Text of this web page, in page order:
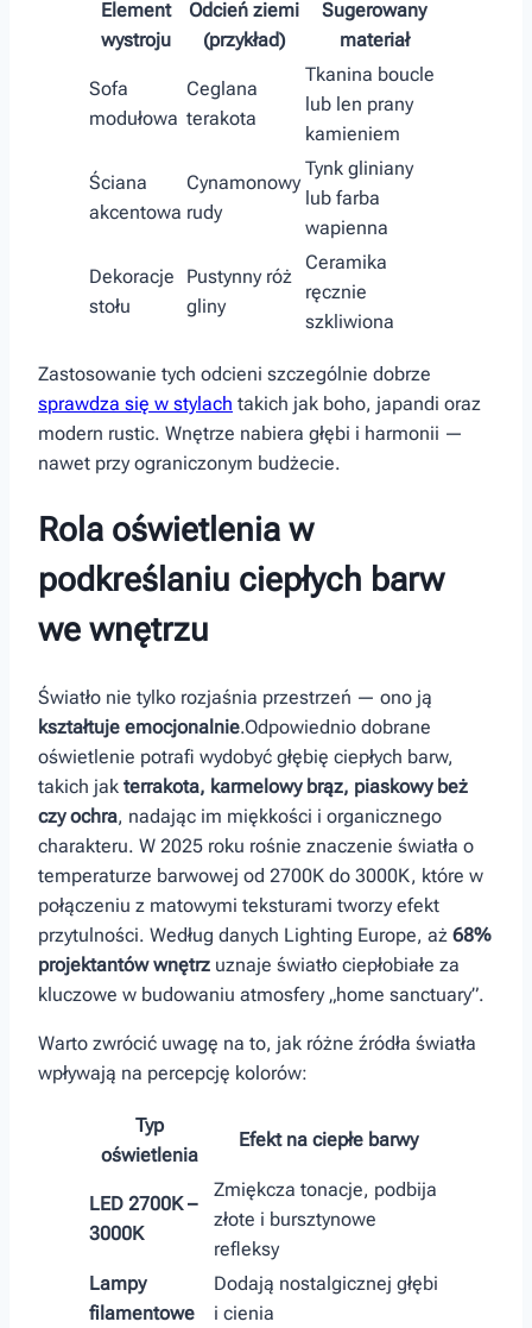
Element
wystroju
Odcień ziemi⁣
(przykład)
Sugerowany
materiał
Sofa
modułowa
Ceglana
terakota
Tkanina boucle
lub len prany
‌kamieniem
Ściana
akcentowa
Cynamonowy
rudy
Tynk gliniany
lub farba
wapienna
Dekoracje
‌stołu
Pustynny róż
gliny
Ceramika
ręcznie
szkliwiona
Zastosowanie tych odcieni szczególnie dobrze
sprawdza się w stylach takich jak boho, japandi oraz‍
modern rustic. Wnętrze nabiera ⁤głębi i harmonii —
nawet przy ograniczonym budżecie.
Rola ‌oświetlenia w
podkreślaniu ciepłych barw
⁢we wnętrzu
Światło nie ‍tylko rozjaśnia przestrzeń — ono ją
kształtuje emocjonalnie.Odpowiednio dobrane
oświetlenie⁤ potrafi wydobyć głębię ciepłych⁢ barw,
takich jak terrakota, karmelowy brąz, piaskowy beż
czy ochra, nadając im miękkości i organicznego
charakteru. W 2025 roku rośnie znaczenie światła o
temperaturze barwowej od 2700K do 3000K, które w
połączeniu z‍ matowymi teksturami tworzy efekt
przytulności. Według danych Lighting Europe, aż 68%
projektantów wnętrz uznaje światło ciepłobiałe za
⁤kluczowe w⁣ budowaniu‌ atmosfery „home sanctuary”.
Warto zwrócić uwagę na ⁤to, jak‌ różne ⁣źródła światła
wpływają na percepcję kolorów:
Typ
oświetlenia
Efekt na ciepłe barwy
LED 2700K –
3000K
Zmiękcza tonacje, podbija
złote i bursztynowe
refleksy
Lampy
filamentowe
Dodają nostalgicznej głębi
i cienia